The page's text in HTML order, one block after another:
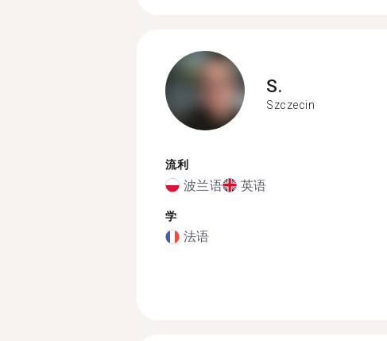
S.
Szczecin
流利
波兰语 英语
学
法语